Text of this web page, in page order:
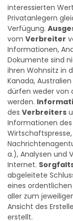
Adressaten:Der
interessierten
Privatanlegern
Verfügung.
vomVerbreiter
Informationen,
Dokumente sind
ihren Wohnsitz in
Kanada,
dürfen weder von
werden.
desVerbreiters
Informationen des
a.), Analysen und
Internet.
abgeleitete
eines
aller zum
Ansicht des